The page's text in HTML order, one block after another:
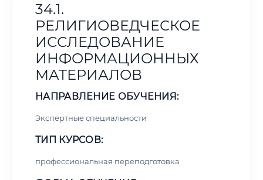
34.1.
РЕЛИГИОВЕДЧЕСКОЕ
ИССЛЕДОВАНИЕ
ИНФОРМАЦИОННЫХ
МАТЕРИАЛОВ
НАПРАВЛЕНИЕ ОБУЧЕНИЯ:
Экспертные специальности
ТИП КУРСОВ:
профессиональная переподготовка